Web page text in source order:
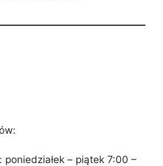
poniedziałek – piątek 7:00 –